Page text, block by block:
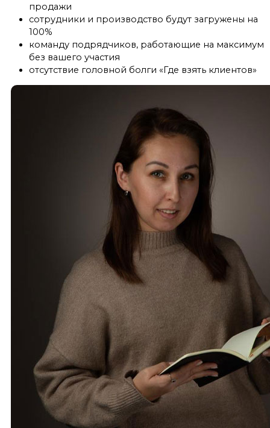
продажи
сотрудники и производство будут загружены на
100%
команду подрядчиков, работающие на максимум
без вашего участия
отсутствие головной болги «Где взять клиентов»